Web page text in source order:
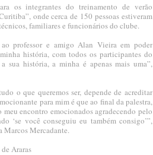
os integrantes do treinamento de verão
onde cerca de 150 pessoas estiveram
familiares e funcionários do clube.
professor e amigo Alan Vieira em poder
história, com todos os participantes do
sua história, a minha é apenas mais uma”,
o que queremos ser, depende de acreditar
para mim é que ao final da palestra,
encontro emocionados agradecendo pelo
‘se você conseguiu eu também consigo’”,
Marcos Mercadante.
Araras